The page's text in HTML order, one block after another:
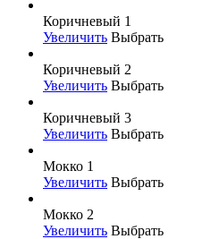
Коричневый 1
Увеличить Выбрать
Коричневый 2
Увеличить Выбрать
Коричневый 3
Увеличить Выбрать
Мокко 1
Увеличить Выбрать
Мокко 2
Увеличить Выбрать